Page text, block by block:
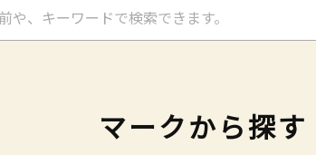
マークから探す